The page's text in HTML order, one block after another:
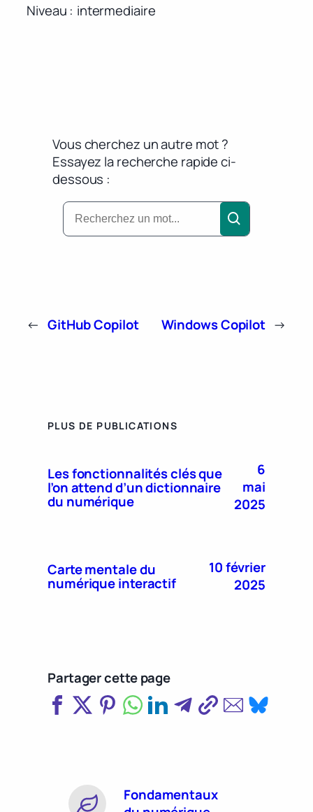
Niveau intermediaire
Vous cherchez un autre mot ?
Essayez la recherche rapide ci-
dessous :
← GitHub Copilot Windows Copilot →
PLUS DE PUBLICATIONS
Les fonctionnalités clés que
l’on attend d’un dictionnaire
du numérique
6
mai
2025
Carte mentale du
numérique interactif
10 février
2025
Partager cette page
Fondamentaux